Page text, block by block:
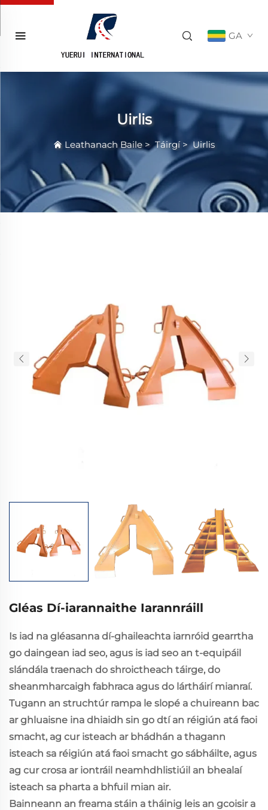
GA
Uirlis
Leathanach Baile >Táirgí>Uirlis
Gléas Dí-iarannaithe Iarannráill
Is iad na gléasanna dí-ghaileachta iarnróid gearrtha
go daingean iad seo, agus is iad seo an t-equipáil
slándála traenach do shroictheach táirge, do
sheanmharcaigh fabhraca agus do lártháirí mianraí.
Tugann an struchtúr rampa le slopé a chuireann bac
ar ghluaisne ina dhiaidh sin go dtí an réigiún atá faoi
smacht, ag cur isteach ar bhádhán a thagann
isteach sa réigiún atá faoi smacht go sábháilte, agus
ag cur crosa ar iontráil neamhdhlistiúil an bhealaí
isteach sa pharta a bhfuil mian air.
Bainneann an freama stáin a tháinig leis an gcoisir a